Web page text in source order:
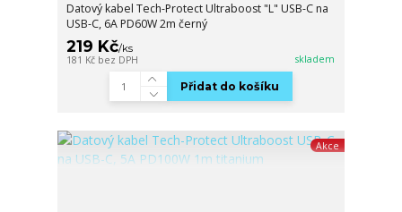
Datový kabel Tech-Protect Ultraboost "L" USB-C na
USB-C, 6A PD60W 2m černý
219 Kč/ks
181 Kč bez DPH skladem
Přidat do košíku
Akce